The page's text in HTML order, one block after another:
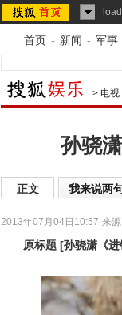
首页 - 新闻 - 军事
> 电视
孙骁
正文 我来说两
2013年07月04日10:57 来源
原标题 [孙骁潇《